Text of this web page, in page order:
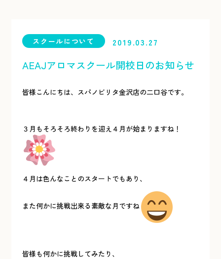
スクールについて 2019.03.27
AEAJアロマスクール開校日のお知らせ
皆様こんにちは、スパノビリタ金沢店の二口谷です。
３月もそろそろ終わりを迎え４月が始まりますね！
４月は色んなことのスタートでもあり、
また何かに挑戦出来る素敵な月ですね
皆様も何かに挑戦してみたり、